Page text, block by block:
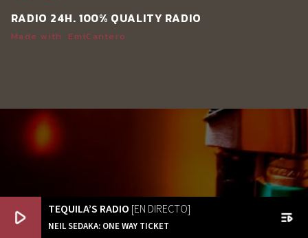
RADIO 24H. 100% QUALITY RADIO
Made with EmiCantero
play_arrow TEQUILA’S RADIO [EN DIRECTO]
NEIL SEDAKA: ONE WAY TICKET playlist_play